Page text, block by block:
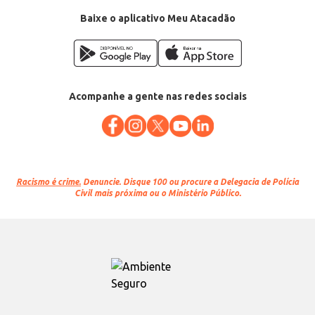
Baixe o aplicativo Meu Atacadão
Acompanhe a gente nas redes sociais
Racismo é crime. Denuncie. Disque 100 ou procure a Delegacia de Polícia
Civil mais próxima ou o Ministério Público.